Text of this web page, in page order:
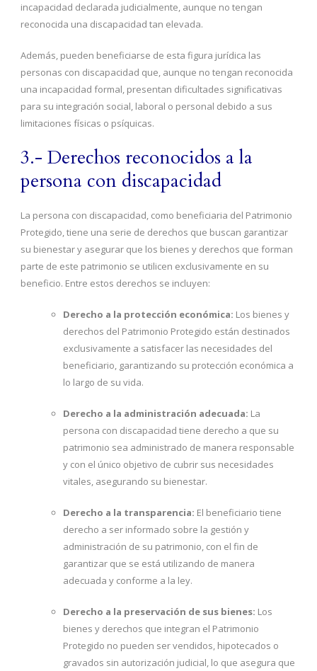
incapacidad declarada judicialmente, aunque no tengan
reconocida una discapacidad tan elevada.
Además, pueden beneficiarse de esta figura jurídica las
personas con discapacidad que, aunque no tengan reconocida
una incapacidad formal, presentan dificultades significativas
para su integración social, laboral o personal debido a sus
limitaciones físicas o psíquicas.
3.- Derechos reconocidos a la
persona con discapacidad
La persona con discapacidad, como beneficiaria del Patrimonio
Protegido, tiene una serie de derechos que buscan garantizar
su bienestar y asegurar que los bienes y derechos que forman
parte de este patrimonio se utilicen exclusivamente en su
beneficio. Entre estos derechos se incluyen:
Derecho a la protección económica: Los bienes y
derechos del Patrimonio Protegido están destinados
exclusivamente a satisfacer las necesidades del
beneficiario, garantizando su protección económica a
lo largo de su vida.
Derecho a la administración adecuada: La
persona con discapacidad tiene derecho a que su
patrimonio sea administrado de manera responsable
y con el único objetivo de cubrir sus necesidades
vitales, asegurando su bienestar.
Derecho a la transparencia: El beneficiario tiene
derecho a ser informado sobre la gestión y
administración de su patrimonio, con el fin de
garantizar que se está utilizando de manera
adecuada y conforme a la ley.
Derecho a la preservación de sus bienes: Los
bienes y derechos que integran el Patrimonio
Protegido no pueden ser vendidos, hipotecados o
gravados sin autorización judicial, lo que asegura que